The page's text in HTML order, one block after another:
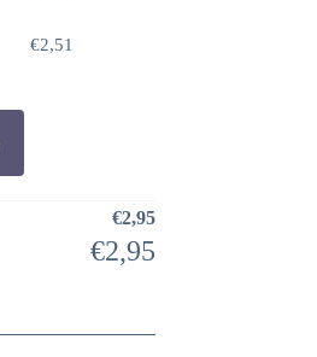
€2,51
€2,95
€2,95